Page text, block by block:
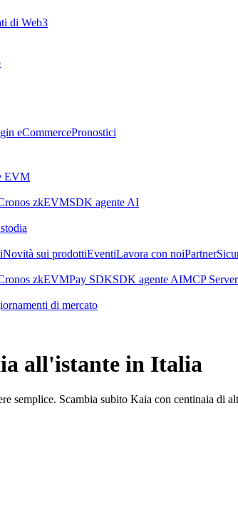
di Web3
eCommercePronostici
EVM
zkEVMSDK agente AI
Novità sui prodottiEventiLavora con noiPartner
zkEVMPay SDKSDK agente AIMCP
di mercato
all'istante in Italia
semplice. Scambia subito Kaia con centinaia di